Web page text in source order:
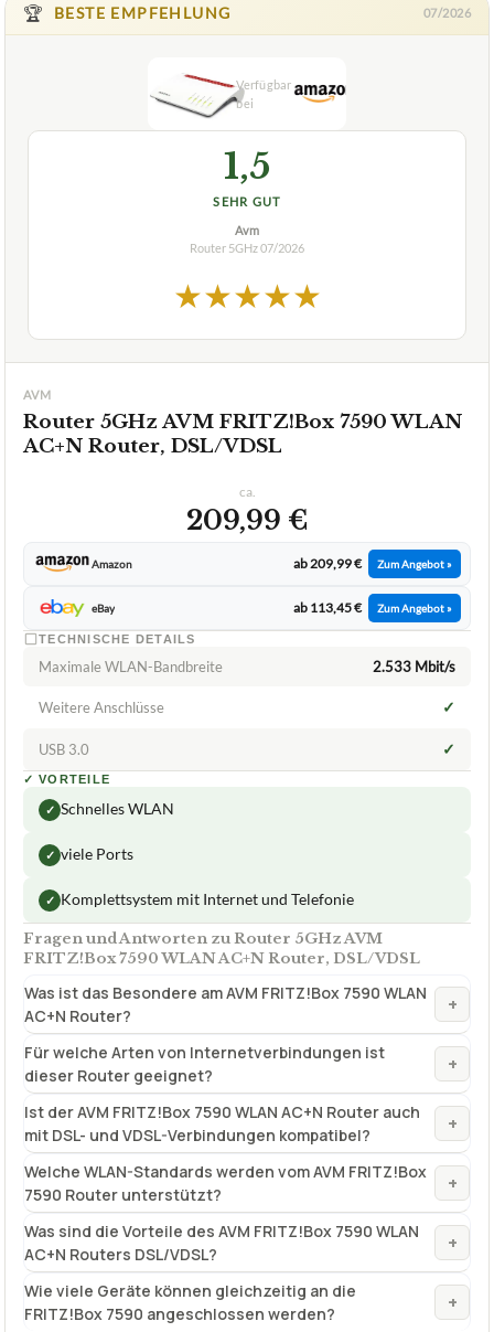
🏆 BESTE EMPFEHLUNG 07/2026
1,5
SEHR GUT
Avm
Router 5GHz07/2026
★★★★★
AVM
Router 5GHz AVM FRITZ!Box 7590 WLAN
AC+N Router, DSL/VDSL
ca.
209,99 €
Amazon ab 209,99 € Zum Angebot »
eBay ab 113,45 € Zum Angebot »
TECHNISCHE DETAILS
Maximale WLAN-Bandbreite 2.533 Mbit/s
Weitere Anschlüsse ✓
USB 3.0 ✓
✓ VORTEILE
✓ Schnelles WLAN
✓ viele Ports
✓ Komplettsystem mit Internet und Telefonie
Fragen und Antworten zu Router 5GHz AVM
FRITZ!Box 7590 WLAN AC+N Router, DSL/VDSL
Was ist das Besondere am AVM FRITZ!Box 7590 WLAN
AC+N Router?
+
Für welche Arten von Internetverbindungen ist
dieser Router geeignet?
+
Ist der AVM FRITZ!Box 7590 WLAN AC+N Router auch
mit DSL- und VDSL-Verbindungen kompatibel?
+
Welche WLAN-Standards werden vom AVM FRITZ!Box
7590 Router unterstützt?
+
Was sind die Vorteile des AVM FRITZ!Box 7590 WLAN
AC+N Routers DSL/VDSL?
+
Wie viele Geräte können gleichzeitig an die
FRITZ!Box 7590 angeschlossen werden?
+